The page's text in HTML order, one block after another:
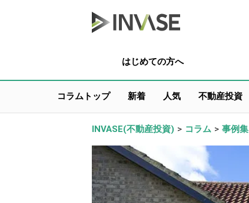
はじめての方へ
コラムトップ 新着 人気 不動産投資
INVASE(不動産投資) > コラム > 事例集